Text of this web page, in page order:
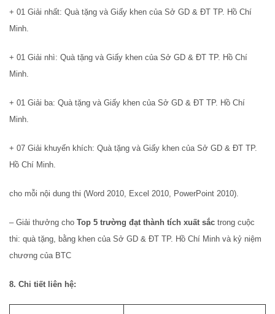
+ 01 Giải nhất: Quà tặng và Giấy khen của Sở GD & ĐT TP. Hồ Chí
Minh.
+ 01 Giải nhì: Quà tặng và Giấy khen của Sở GD & ĐT TP. Hồ Chí
Minh.
+ 01 Giải ba: Quà tặng và Giấy khen của Sở GD & ĐT TP. Hồ Chí
Minh.
+ 07 Giải khuyến khích: Quà tặng và Giấy khen của Sở GD & ĐT TP.
Hồ Chí Minh.
cho mỗi nội dung thi (Word 2010, Excel 2010, PowerPoint 2010).
– Giải thưởng cho Top 5 trường đạt thành tích xuất sắc trong cuộc
thi: quà tặng, bằng khen của Sở GD & ĐT TP. Hồ Chí Minh và kỷ niệm
chương của BTC
8. Chi tiết liên hệ: